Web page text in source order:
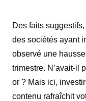
Des faits
des sociétés ayant
observé une
trimestre. N’avait-il
or ? Mais ici,
contenu rafraîchit